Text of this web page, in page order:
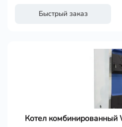
Быстрый заказ
Котел комбинированный